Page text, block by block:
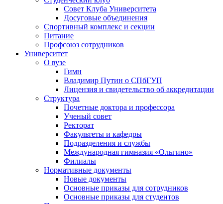
Совет Клуба Университета
Досуговые объединения
Спортивный комплекс и секции
Питание
Профсоюз сотрудников
Университет
О вузе
Гимн
Владимир Путин о СПбГУП
Лицензия и свидетельство об аккредитации
Структура
Почетные доктора и профессора
Ученый совет
Ректорат
Факультеты и кафедры
Подразделения и службы
Международная гимназия «Ольгино»
Филиалы
Нормативные документы
Новые документы
Основные приказы для сотрудников
Основные приказы для студентов